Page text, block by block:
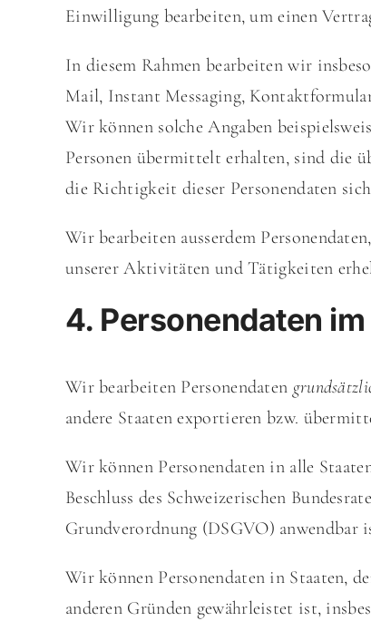
Einwilligung bearbeiten, um einen
In diesem Rahmen bearbeiten wir
Mail, Instant Messaging,
Wir können solche Angaben
Personen übermittelt erhalten, sind die
die Richtigkeit dieser Personendaten
Wir bearbeiten ausserdem
unserer Aktivitäten und Tätigkeiten
4. Personendaten
Wir bearbeiten Personendaten
andere Staaten exportieren bzw.
Wir können Personendaten in alle
Beschluss des Schweizerischen
Grundverordnung (DSGVO) anwendbar
Wir können Personendaten in Staaten,
anderen Gründen gewährleistet ist,